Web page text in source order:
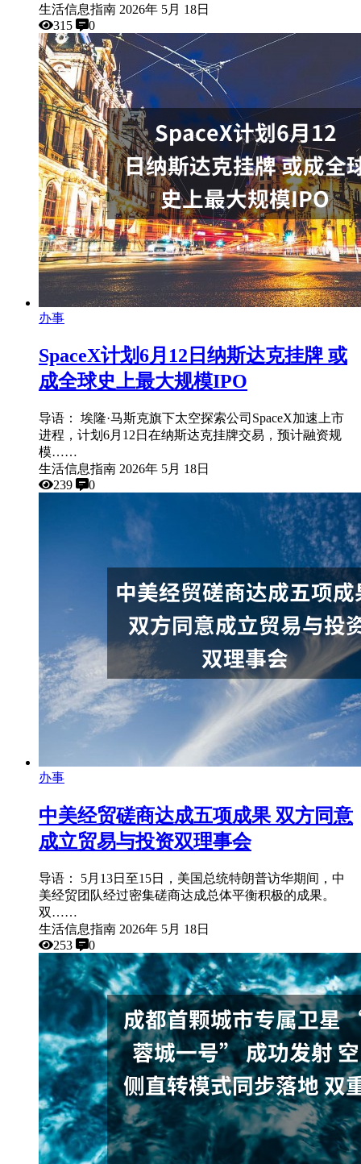
生活信息指南 2026年 5月 18日
315
0
办事
SpaceX计划6月12日纳斯达克挂牌 或
成全球史上最大规模IPO
导语： 埃隆·马斯克旗下太空探索公司SpaceX加速上市
进程，计划6月12日在纳斯达克挂牌交易，预计融资规
模……
生活信息指南 2026年 5月 18日
239
0
办事
中美经贸磋商达成五项成果 双方同意
成立贸易与投资双理事会
导语： 5月13日至15日，美国总统特朗普访华期间，中
美经贸团队经过密集磋商达成总体平衡积极的成果。
双……
生活信息指南 2026年 5月 18日
253
0